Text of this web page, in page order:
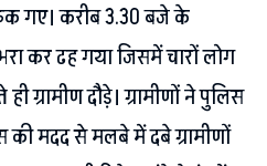
रुक गए। करीब 3.30 बजे के
कर ढह गया जिसमें चारों लोग
ग्रामीण दौड़े। ग्रामीणों ने पुलिस
की मदद से मलबे में दबे ग्रामीणों